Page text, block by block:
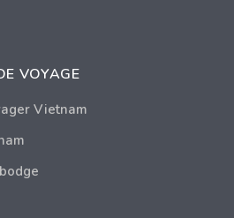
VOYAGE
Vietnam